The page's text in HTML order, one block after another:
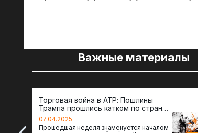
Важные материалы
Торговая война в АТР: Пошлины
Трампа прошлись катком по странам
региона
07.04.2025
Прошедшая неделя знаменуется началом